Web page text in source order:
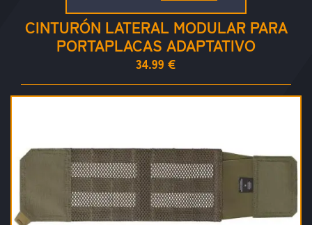
CINTURÓN LATERAL MODULAR PARA
PORTAPLACAS ADAPTATIVO
34.99 €